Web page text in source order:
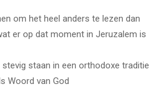
om het heel anders te lezen dan
er op dat moment in Jeruzalem is
staan in een orthodoxe traditie
Woord van God